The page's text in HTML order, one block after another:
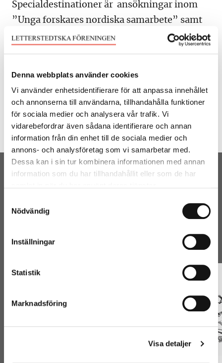
Denna webbplats använder cookies
Vi använder enhetsidentifierare för att anpassa innehållet
och annonserna till användarna, tillhandahålla funktioner
för sociala medier och analysera vår trafik. Vi
vidarebefordrar även sådana identifierare och annan
information från din enhet till de sociala medier och
annons- och analysföretag som vi samarbetar med.
Dessa kan i sin tur kombinera informationen med annan
information som du har tillhandahållit eller som de har
Nödvändig
Inställningar
Statistik
Marknadsföring
Visa detaljer
Specialdestinationer är ansökningar inom
”Unga forskares nordiska samarbete” samt
”Översättningar mellan de nordiska
Ansökan kan också göras av enskilda
personer för studieresor mellan de nordiska
länderna.
Läs mer om LF ansökan
Senaste nyheterna
Från Letterstedtska föreningen och Nordisk Tidskrift.